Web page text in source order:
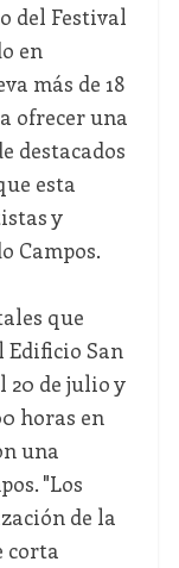
del Festival
en
más de 18
ofrecer una
destacados
esta
y
Campos.
que
Edificio San
20 de julio y
horas en
una
"Los
de la
corta